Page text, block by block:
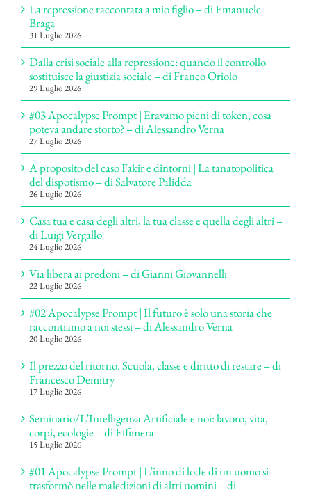
La repressione raccontata a mio figlio – di Emanuele
Braga
31 Luglio 2026
Dalla crisi sociale alla repressione: quando il controllo
sostituisce la giustizia sociale – di Franco Oriolo
29 Luglio 2026
#03 Apocalypse Prompt | Eravamo pieni di token, cosa
poteva andare storto? – di Alessandro Verna
27 Luglio 2026
A proposito del caso Fakir e dintorni | La tanatopolitica
del dispotismo – di Salvatore Palidda
26 Luglio 2026
Casa tua e casa degli altri, la tua classe e quella degli altri –
di Luigi Vergallo
24 Luglio 2026
Via libera ai predoni – di Gianni Giovannelli
22 Luglio 2026
#02 Apocalypse Prompt | Il futuro è solo una storia che
raccontiamo a noi stessi – di Alessandro Verna
20 Luglio 2026
Il prezzo del ritorno. Scuola, classe e diritto di restare – di
Francesco Demitry
17 Luglio 2026
Seminario/L’Intelligenza Artificiale e noi: lavoro, vita,
corpi, ecologie – di Effimera
15 Luglio 2026
#01 Apocalypse Prompt | L’inno di lode di un uomo si
trasformò nelle maledizioni di altri uomini – di